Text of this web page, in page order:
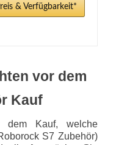
& Verfügbarkeit*
vor dem
Kauf
Kauf, welche
S7 Zubehör)